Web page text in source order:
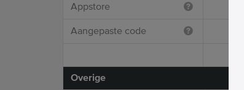
Appstore
Aangepaste code
Overige